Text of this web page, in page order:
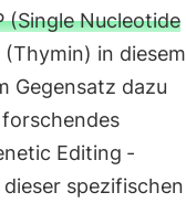
(Single Nucleotide
in diesem
Gegensatz dazu
Editing -
spezifischen